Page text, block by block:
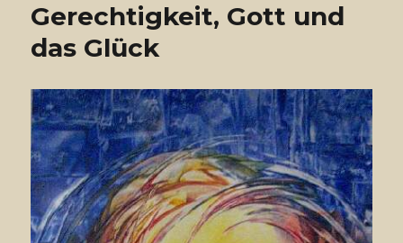
Gerechtigkeit, Gott und
das Glück